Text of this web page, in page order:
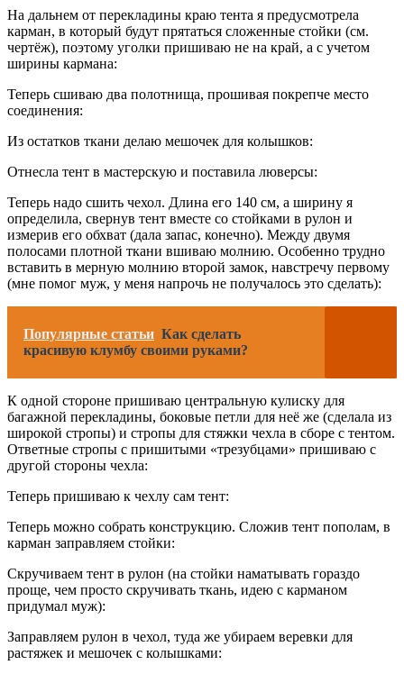
На дальнем от перекладины краю тента я предусмотрела
карман, в который будут прятаться сложенные стойки (см.
чертёж), поэтому уголки пришиваю не на край, а с учетом
ширины кармана:
Теперь сшиваю два полотнища, прошивая покрепче место
соединения:
Из остатков ткани делаю мешочек для колышков:
Отнесла тент в мастерскую и поставила люверсы:
Теперь надо сшить чехол. Длина его 140 см, а ширину я
определила, свернув тент вместе со стойками в рулон и
измерив его обхват (дала запас, конечно). Между двумя
полосами плотной ткани вшиваю молнию. Особенно трудно
вставить в мерную молнию второй замок, навстречу первому
(мне помог муж, у меня напрочь не получалось это сделать):
Популярные статьи Как сделать
красивую клумбу своими руками?
К одной стороне пришиваю центральную кулиску для
багажной перекладины, боковые петли для неё же (сделала из
широкой стропы) и стропы для стяжки чехла в сборе с тентом.
Ответные стропы с пришитыми «трезубцами» пришиваю с
другой стороны чехла:
Теперь пришиваю к чехлу сам тент:
Теперь можно собрать конструкцию. Сложив тент пополам, в
карман заправляем стойки:
Скручиваем тент в рулон (на стойки наматывать гораздо
проще, чем просто скручивать ткань, идею с карманом
придумал муж):
Заправляем рулон в чехол, туда же убираем веревки для
растяжек и мешочек с колышками: